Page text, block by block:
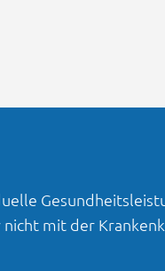
mit der